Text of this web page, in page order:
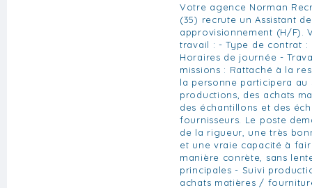
Votre agence Norman
(35) recrute un Assistant
approvisionnement (H/F).
travail : - Type de contrat :
Horaires de journée -
missions : Rattaché à la
la personne participera au
productions, des achats
des échantillons et des
fournisseurs. Le poste
de la rigueur, une très
et une vraie capacité à
manière conrète, sans
principales - Suivi
achats matières /